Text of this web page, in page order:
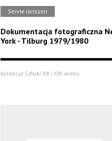
Servie Janssen
Dokumentacja fotograficzna
York - Tilburg 1979/1980
Kolekcja Sztuki XX i XXI wieku